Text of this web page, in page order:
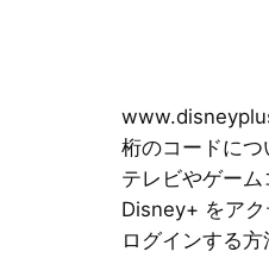
桁のコードにつ
テレビやゲー
Disney+ をア
ログインする